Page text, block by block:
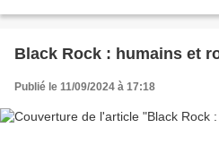
Black Rock : humains et
Publié le 11/09/2024 à 17:18